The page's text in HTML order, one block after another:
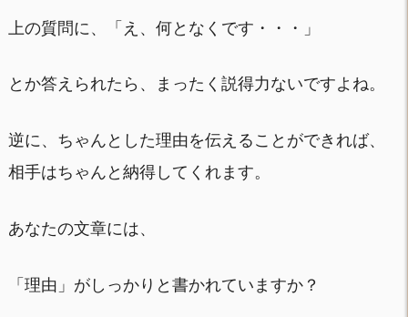
上の質問に、「え、何となくです・・・」
とか答えられたら、まったく説得力ないですよね。
逆に、ちゃんとした理由を伝えることができれば、
相手はちゃんと納得してくれます。
あなたの文章には、
「理由」がしっかりと書かれていますか？